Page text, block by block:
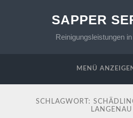
SAPPER
Reinigungsleistungen
MENÜ
SCHLAGWORT:
LANGENAU